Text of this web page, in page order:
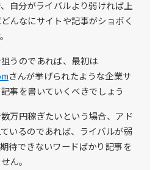
自分がライバルより弱ければ上
んなにサイトや記事がショボく
うのであれば、最初は
さんが挙げられたような企業サ
事を書いていくべきでしょう
万円稼ぎたいという場合、アド
いるのであれば、ライバルが弱
待できないワードばかり記事を
ん。